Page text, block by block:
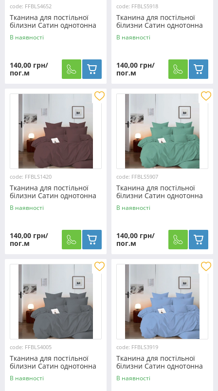
code: FFBLS4652
Тканина для постільної
білизни Сатин однотонна
S4652 (60м)
В наявності
140,00 грн/
пог.м
code: FFBLS5918
Тканина для постільної
білизни Сатин однотонна
S5918 (60м)
В наявності
140,00 грн/
пог.м
code: FFBLS1420
Тканина для постільної
білизни Сатин однотонна
S1420(60м)
В наявності
140,00 грн/
пог.м
code: FFBLS5907
Тканина для постільної
білизни Сатин однотонна
S5907 (60м)
В наявності
140,00 грн/
пог.м
code: FFBLS4005
Тканина для постільної
білизни Сатин однотонна
S4005 (60м)
В наявності
code: FFBLS3919
Тканина для постільної
білизни Сатин однотонна
S3919 (60м)
В наявності